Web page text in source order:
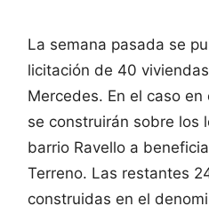
La semana pasada se
licitación de 40
Mercedes. En el caso
se construirán sobre los
barrio Ravello a
Terreno. Las restantes
construidas en el